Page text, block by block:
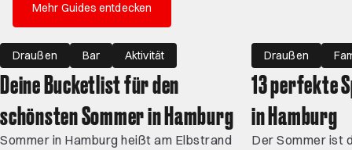
Mehr Guides entdecken
Draußen Bar Aktivität
Deine Bucketlist für den
schönsten Sommer in Hamburg
Sommer in Hamburg heißt am Elbstrand
Draußen
13 perfekte
in Hamburg
Der Sommer ist